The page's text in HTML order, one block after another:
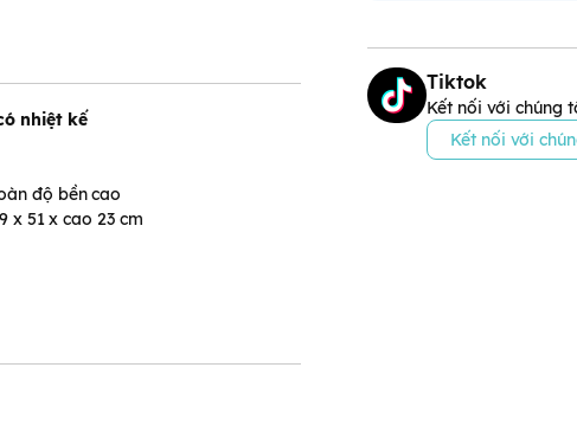
Tiktok
Kết nối với chúng
Kết nối với
nhiệt kế
độ bền cao
x 51 x cao 23 cm